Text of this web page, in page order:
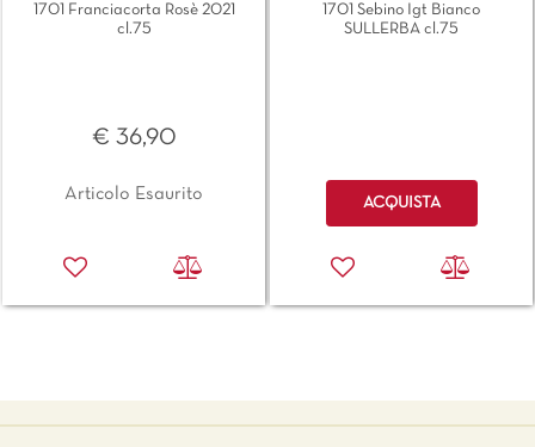
1701 Franciacorta Rosè 2021
cl.75
€ 36,90
Articolo Esaurito
1701 Sebino Igt Bianco
SULLERBA cl.75
Quantità
ACQUISTA